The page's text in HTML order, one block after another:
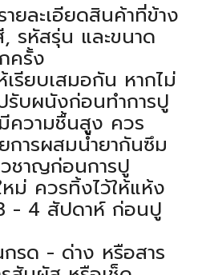
ยละเอียดสินค้าที่ข้าง
รหัสรุ่น และขนาด
ครั้ง
รียบเสมอกัน หากไม่
รับผนังก่อนทำการปู
ความชื้นสูง ควร
ารผสมน้ำยากันซึม
ชาญก่อนการปู
ม่ ควรทิ้งไว้ให้แห้ง
- 4 สัปดาห์ ก่อนปู
กรด - ด่าง หรือสาร